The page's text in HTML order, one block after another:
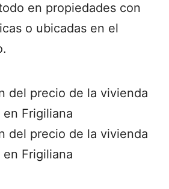
en propiedades con
o ubicadas en el
del precio de la vivienda
Frigiliana
del precio de la vivienda
Frigiliana